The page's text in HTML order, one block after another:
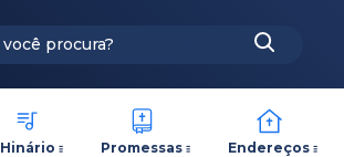
Hinário Promessas Endereços